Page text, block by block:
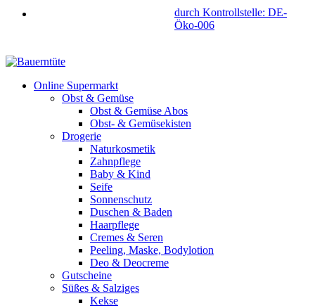
durch Kontrollstelle: DE-
Öko-006
Online Supermarkt
Obst & Gemüse
Obst & Gemüse Abos
Obst- & Gemüsekisten
Drogerie
Naturkosmetik
Zahnpflege
Baby & Kind
Seife
Sonnenschutz
Duschen & Baden
Haarpflege
Cremes & Seren
Peeling, Maske, Bodylotion
Deo & Deocreme
Gutscheine
Süßes & Salziges
Kekse